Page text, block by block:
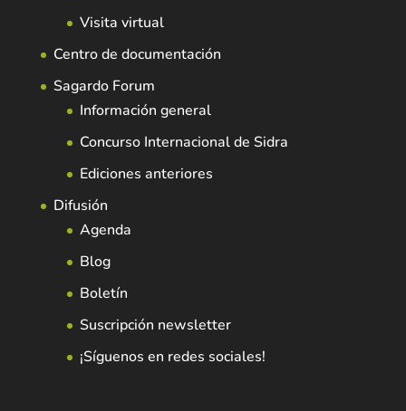
Visita virtual
Centro de documentación
Sagardo Forum
Información general
Concurso Internacional de Sidra
Ediciones anteriores
Difusión
Agenda
Blog
Boletín
Suscripción newsletter
¡Síguenos en redes sociales!